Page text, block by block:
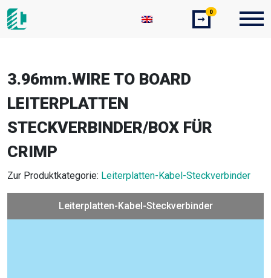
➞
0
3.96mm.WIRE TO BOARD
LEITERPLATTEN
STECKVERBINDER/BOX FÜR
CRIMP
Zur Produktkategorie: Leiterplatten-Kabel-Steckverbinder
Leiterplatten-Kabel-Steckverbinder